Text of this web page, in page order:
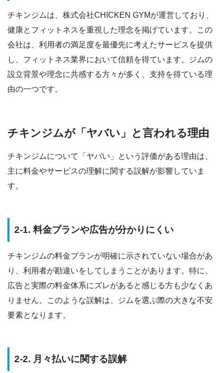
チキンジムは、株式会社CHICKEN GYMが運営しており、
健康とフィットネスを重視した理念を掲げています。この
会社は、利用者の満足度を最優先に考えたサービスを提供
し、フィットネス業界において信頼を得ています。ジムの
設立背景や理念に共感する方々が多く、支持を得ている理
由の一つです。
チキンジムが「ヤバい」と言われる理由
チキンジムについて「ヤバい」という評価がある理由は、
主に料金やサービスの理解に関する誤解が影響していま
す。
2-1. 料金プランや広告が分かりにくい
チキンジムの料金プランが明確に示されていない場合があ
り、利用者が勘違いをしてしまうことがあります。特に、
広告と実際の料金体系にズレがあると感じる方も少なくあ
りません。このような誤解は、ジムを選ぶ際の大きな不安
要素となります。
2-2. 月々払いに関する誤解